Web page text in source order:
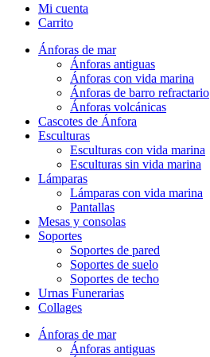
Mi cuenta
Carrito
Ánforas de mar
Ánforas antiguas
Ánforas con vida marina
Ánforas de barro refractario
Ánforas volcánicas
Cascotes de Ánfora
Esculturas
Esculturas con vida marina
Esculturas sin vida marina
Lámparas
Lámparas con vida marina
Pantallas
Mesas y consolas
Soportes
Soportes de pared
Soportes de suelo
Soportes de techo
Urnas Funerarias
Collages
Ánforas de mar
Ánforas antiguas